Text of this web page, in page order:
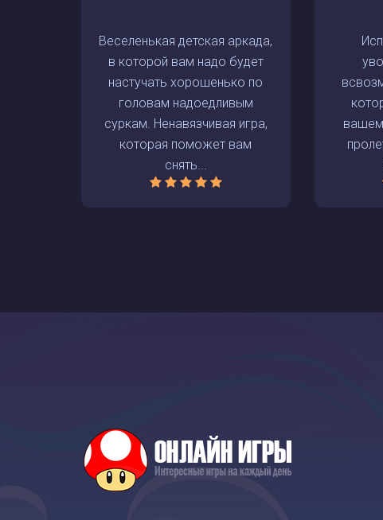
Веселенькая детская аркада,
в которой вам надо будет
настучать хорошенько по
головам надоедливым
суркам. Ненавязчивая игра,
которая поможет вам
снять...
вашем